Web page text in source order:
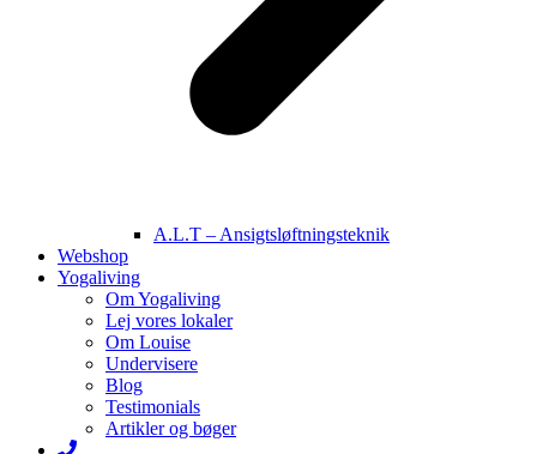
A.L.T – Ansigtsløftningsteknik
Webshop
Yogaliving
Om Yogaliving
Lej vores lokaler
Om Louise
Undervisere
Blog
Testimonials
Artikler og bøger